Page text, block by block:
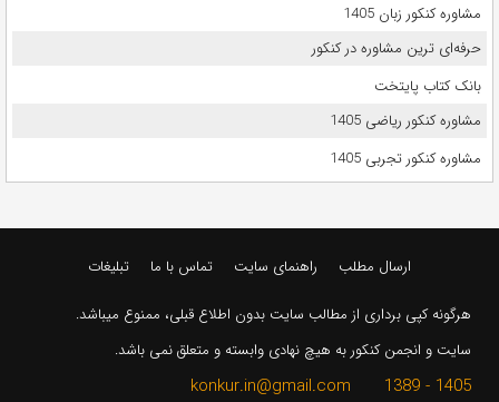
مشاوره کنکور زبان 1405
حرفه‌ای ترین مشاوره در کنکور
بانک کتاب پایتخت
مشاوره کنکور ریاضی 1405
مشاوره کنکور تجربی 1405
ارسال مطلب راهنمای سایت تماس با ما تبلیغات
هرگونه کپی برداری از مطالب سایت بدون اطلاع قبلی، ممنوع میباشد.
سایت و انجمن کنکور به هیچ نهادی وابسته و متعلق نمی باشد.
1405 - 1389 konkur.in@gmail.com